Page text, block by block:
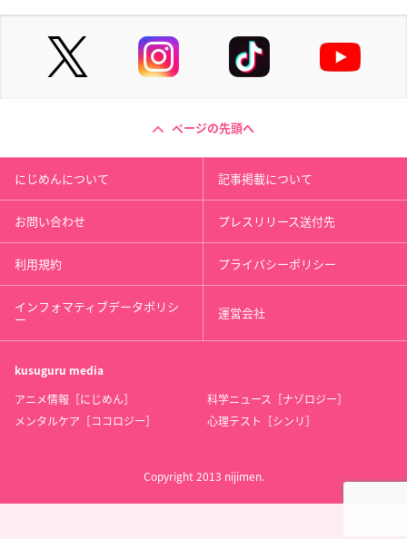
ページの先頭へ
にじめんについて 記事掲載について
お問い合わせ プレスリリース送付先
利用規約 プライバシーポリシー
インフォマティブデータポリシ
ー 運営会社
kusuguru media
アニメ情報［にじめん］
科学ニュース［ナゾロジー］
メンタルケア［ココロジー］
心理テスト［シンリ］
Copyright 2013 nijimen.